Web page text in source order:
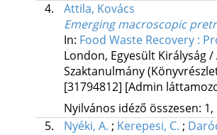
4.
Attila, Kovács
Emerging macroscopic
In: Food Waste Recovery :
London, Egyesült Királyság /
Szaktanulmány
[31794812] [Admin
Nyilvános idéző összesen:
5.
Nyéki, A. ; Kerepesi, C. ;